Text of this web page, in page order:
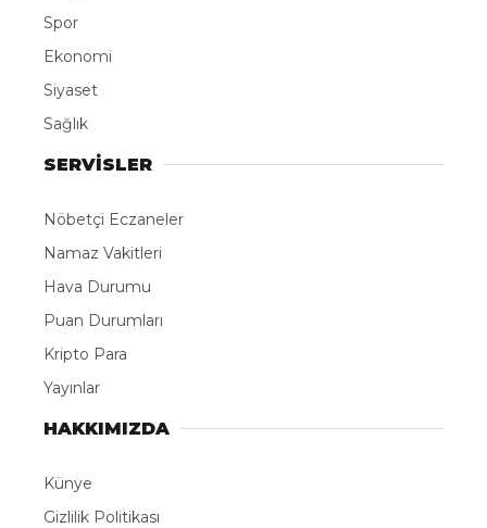
Spor
Ekonomi
Siyaset
Sağlık
SERVİSLER
Nöbetçi Eczaneler
Namaz Vakitleri
Hava Durumu
Puan Durumları
Kripto Para
Yayınlar
HAKKIMIZDA
Künye
Gizlilik Politikası